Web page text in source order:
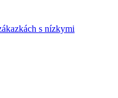
s nízkymi